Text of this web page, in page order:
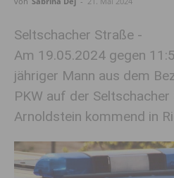
Seltschacher Straße -
Am 19.05.2024 gegen
jähriger Mann aus dem
PKW auf der Seltschacher
Arnoldstein kommend in